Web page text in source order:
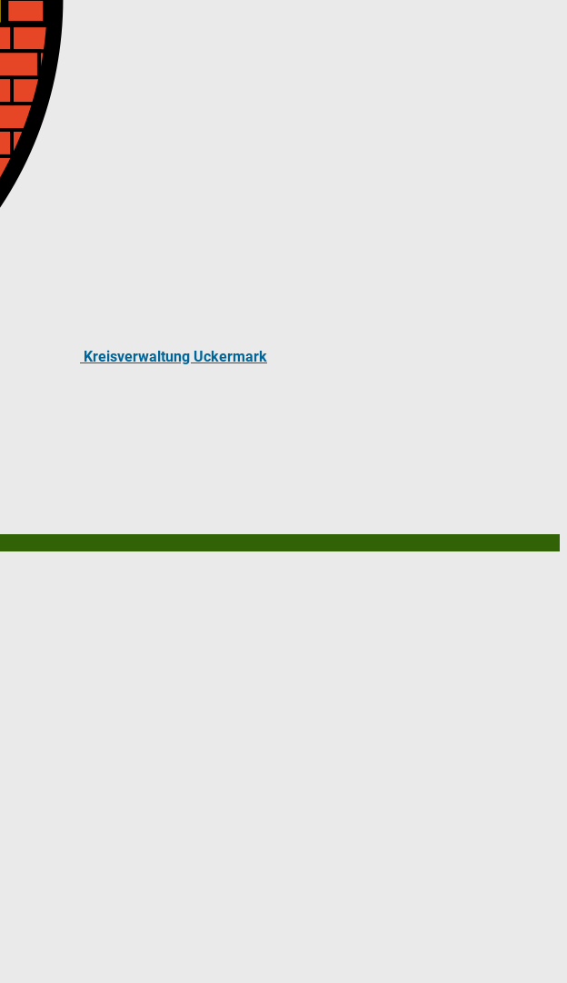
Kreisverwaltung Uckermark